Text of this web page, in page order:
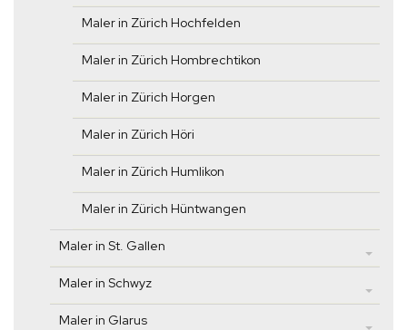
Maler in Zürich Hochfelden
Maler in Zürich Hombrechtikon
Maler in Zürich Horgen
Maler in Zürich Höri
Maler in Zürich Humlikon
Maler in Zürich Hüntwangen
Maler in St. Gallen
Maler in Schwyz
Maler in Glarus